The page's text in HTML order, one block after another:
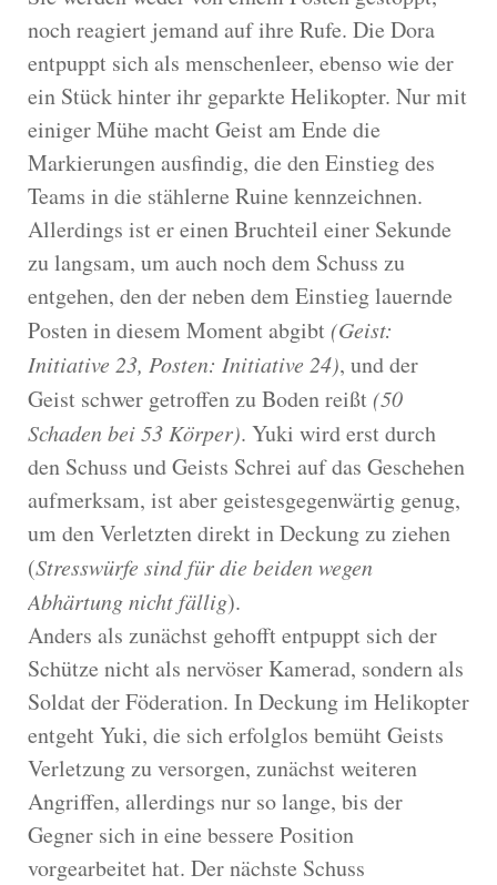
noch reagiert jemand auf ihre Rufe. Die Dora
entpuppt sich als menschenleer, ebenso wie der
ein Stück hinter ihr geparkte Helikopter. Nur mit
einiger Mühe macht Geist am Ende die
Markierungen ausfindig, die den Einstieg des
Teams in die stählerne Ruine kennzeichnen.
Allerdings ist er einen Bruchteil einer Sekunde
zu langsam, um auch noch dem Schuss zu
entgehen, den der neben dem Einstieg lauernde
Posten in diesem Moment abgibt (Geist:
Initiative 23, Posten: Initiative 24), und der
Geist schwer getroffen zu Boden reißt (50
Schaden bei 53 Körper). Yuki wird erst durch
den Schuss und Geists Schrei auf das Geschehen
aufmerksam, ist aber geistesgegenwärtig genug,
um den Verletzten direkt in Deckung zu ziehen
(Stresswürfe sind für die beiden wegen
Abhärtung nicht fällig).
Anders als zunächst gehofft entpuppt sich der
Schütze nicht als nervöser Kamerad, sondern als
Soldat der Föderation. In Deckung im Helikopter
entgeht Yuki, die sich erfolglos bemüht Geists
Verletzung zu versorgen, zunächst weiteren
Angriffen, allerdings nur so lange, bis der
Gegner sich in eine bessere Position
vorgearbeitet hat. Der nächste Schuss